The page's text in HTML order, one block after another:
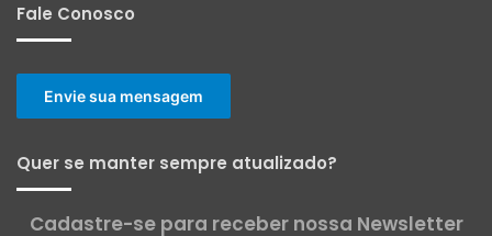
Fale Conosco
Envie sua mensagem
Quer se manter sempre atualizado?
Cadastre-se para receber nossa Newsletter